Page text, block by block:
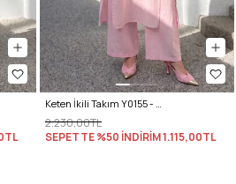
Keten İkili Takım Y0155 - AÇIK PEMBE
2.230,00TL
SEPETTE %50 İNDİRİM1.115,00TL